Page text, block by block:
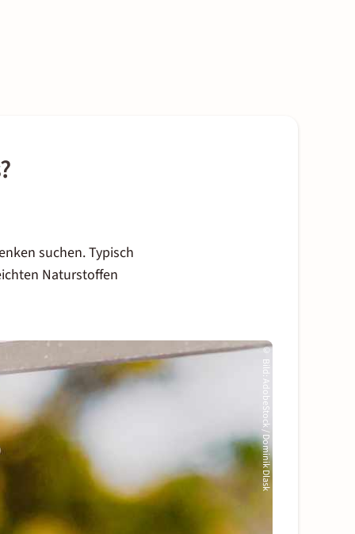
suchen. Typisch
Naturstoffen
©
Bild
:
AdobeStock / Dominik Dlask